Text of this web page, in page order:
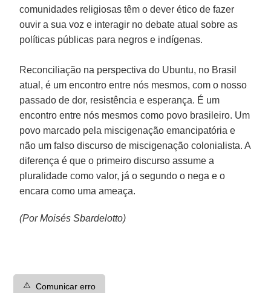
comunidades religiosas têm o dever ético de fazer
ouvir a sua voz e interagir no debate atual sobre as
políticas públicas para negros e indígenas.
Reconciliação na perspectiva do Ubuntu, no Brasil
atual, é um encontro entre nós mesmos, com o nosso
passado de dor, resistência e esperança. É um
encontro entre nós mesmos como povo brasileiro. Um
povo marcado pela miscigenação emancipatória e
não um falso discurso de miscigenação colonialista. A
diferença é que o primeiro discurso assume a
pluralidade como valor, já o segundo o nega e o
encara como uma ameaça.
(Por Moisés Sbardelotto)
⚠️ Comunicar erro